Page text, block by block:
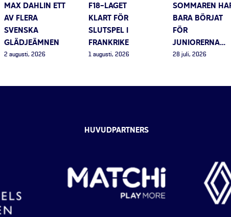
MAX DAHLIN ETT
AV FLERA
SVENSKA
GLÄDJEÄMNEN
2 augusti, 2026
F18-LAGET
KLART FÖR
SLUTSPEL I
FRANKRIKE
1 augusti, 2026
SOMMAREN
BARA BÖRJAT
FÖR
JUNIORERNA…
28 juli, 2026
HUVUDPARTNERS